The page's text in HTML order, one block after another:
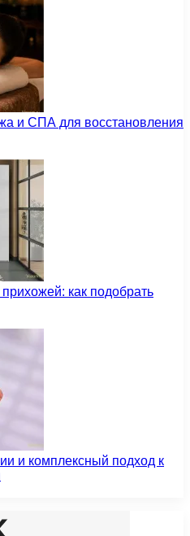
и СПА для восстановления
как подобрать
и комплексный подход к